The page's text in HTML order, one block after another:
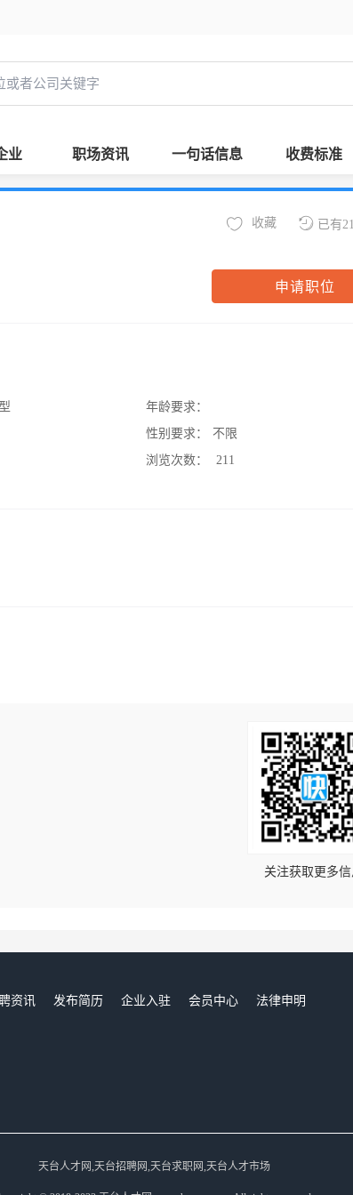
业 职场资讯 一句话信息 收费标准
已有
收藏
申请职位
年龄要求：
性别要求：
不限
浏览次数：
211
关注获取更多信
资讯 发布简历 企业入驻 会员中心
法律申明
天台人才网,天台招聘网,天台求职网,天台人才市场